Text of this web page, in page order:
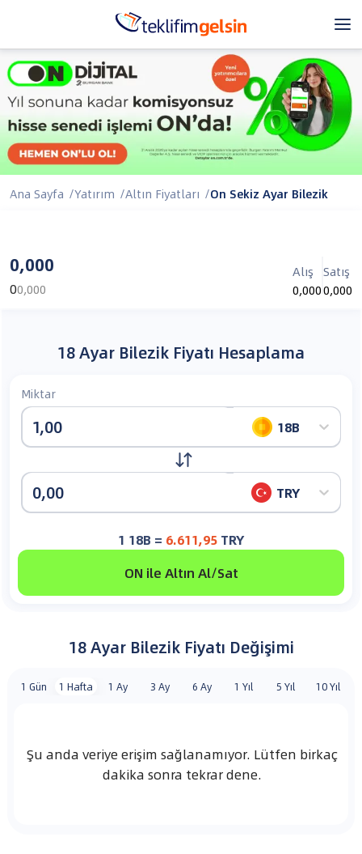
Ana Sayfa /Yatırım /Altın Fiyatları /On Sekiz Ayar Bilezik
0,000
00,000
Alış
0,000
Satış
0,000
18 Ayar Bilezik Fiyatı Hesaplama
Miktar
18B
TRY
1 18B = 6.611,95 TRY
ON ile Altın Al/Sat
18 Ayar Bilezik Fiyatı Değişimi
1 Gün 1 Hafta 1 Ay 3 Ay 6 Ay 1 Yıl 5 Yıl 10 Yıl
Şu anda veriye erişim sağlanamıyor. Lütfen birkaç
dakika sonra tekrar dene.